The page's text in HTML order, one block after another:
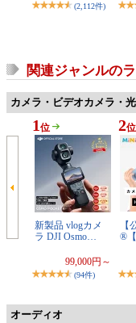
(2,112件)
関連ジャンルの
カメラ・ビデオカメラ・
1 位
新製品 vlogカメ
ラ DJI Osmo…
99,000円～
(94件)
2位
®
オーディオ